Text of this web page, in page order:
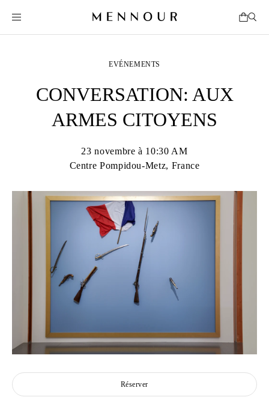
EVÉNEMENTS
CONVERSATION: AUX
ARMES CITOYENS
23 novembre à 10:30 AM
Centre Pompidou-Metz, France
Réserver